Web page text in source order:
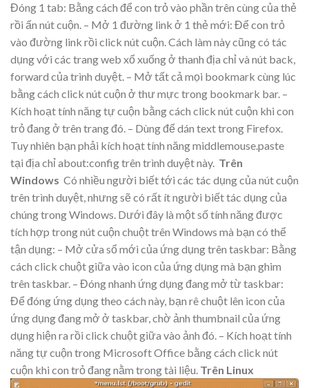
Đóng 1 tab: Bằng cách để con trỏ vào phần trên cùng của thẻ
rồi ấn nút cuộn. – Mở 1 đường link ở 1 thẻ mới: Để con trỏ
vào đường link rồi click nút cuộn. Cách làm này cũng có tác
dụng với các trang web xổ xuống ở thanh địa chỉ và nút back,
forward của trình duyệt. – Mở tất cả mọi bookmark cùng lúc
bằng cách click nút cuộn ở thư mực trong bookmark bar. –
Kích hoạt tính năng tự cuộn bằng cách click nút cuộn khi con
trỏ đang ở trên trang đó. – Dùng để dán text trong Firefox.
Tuy nhiên bạn phải kích hoạt tính năng middlemouse.paste
tại địa chỉ about:config trên trình duyệt này. Trên
Windows Có nhiều người biết tới các tác dụng của nút cuộn
trên trình duyệt, nhưng sẽ có rất ít người biết tác dụng của
chúng trong Windows. Dưới đây là một số tính năng được
tích hợp trong nút cuộn chuột trên Windows mà bạn có thể
tận dụng: – Mở cửa sổ mới của ứng dụng trên taskbar: Bằng
cách click chuột giữa vào icon của ứng dụng mà bạn ghim
trên taskbar. – Đóng nhanh ứng dụng đang mở từ taskbar:
Để đóng ứng dụng theo cách này, bạn rê chuột lên icon của
ứng dụng đang mở ở taskbar, chờ ảnh thumbnail của ứng
dụng hiện ra rồi click chuột giữa vào ảnh đó. – Kích hoạt tính
năng tự cuộn trong Microsoft Office bằng cách click nút
cuộn khi con trỏ đang nằm trong tài liệu. Trên Linux